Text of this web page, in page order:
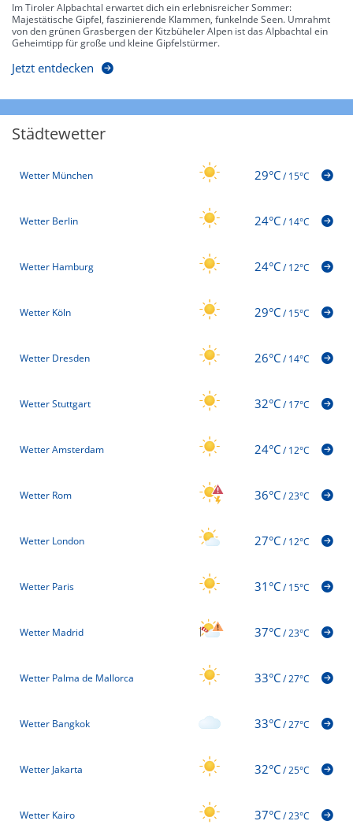
Im Tiroler Alpbachtal erwartet dich ein erlebnisreicher Sommer:
Majestätische Gipfel, faszinierende Klammen, funkelnde Seen. Umrahmt
von den grünen Grasbergen der Kitzbüheler Alpen ist das Alpbachtal ein
Geheimtipp für große und kleine Gipfelstürmer.
Jetzt entdecken
Städtewetter
Wetter München 29°C/15°C
Wetter Berlin 24°C/14°C
Wetter Hamburg 24°C/12°C
Wetter Köln 29°C/15°C
Wetter Dresden 26°C/14°C
Wetter Stuttgart 32°C/17°C
Wetter Amsterdam 24°C/12°C
Wetter Rom 36°C/23°C
Wetter London 27°C/12°C
Wetter Paris 31°C/15°C
Wetter Madrid 37°C/23°C
Wetter Palma de Mallorca 33°C/27°C
Wetter Bangkok 33°C/27°C
Wetter Jakarta 32°C/25°C
Wetter Kairo 37°C/23°C